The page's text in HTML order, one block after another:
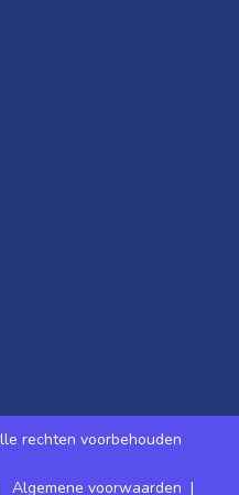
rechten voorbehouden
Algemene voorwaarden |